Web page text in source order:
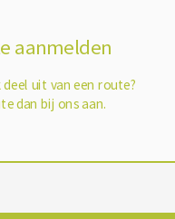
aanmelden
uit van een route?
dan bij ons aan.